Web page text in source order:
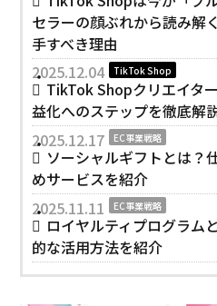
セラーの顔ぶれから読み解
手すべき理由
2025.12.04
TikTok Shop
TikTok Shopクリエイタ
益化へのステップを徹底解
2025.12.17
EC事業戦略
ソーシャルギフトとは？
めサービスを紹介
2025.11.11
EC事業戦略
ロイヤルティプログラム
的な活用方法を紹介